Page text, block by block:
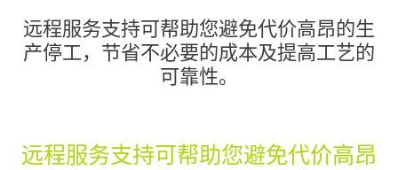
远程服务支持可帮助您避免代价高昂的生
产停工，节省不必要的成本及提高工艺的
可靠性。
远程服务支持可帮助您避免代价高昂